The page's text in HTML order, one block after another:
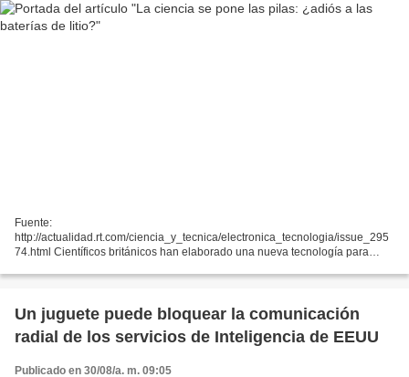
Fuente:
http://actualidad.rt.com/ciencia_y_tecnica/electronica_tecnologia/issue_295
74.html Científicos británicos han elaborado una nueva tecnología para
permitirá producir una...
Un juguete puede bloquear la comunicación
radial de los servicios de Inteligencia de EEUU
Publicado en 30/08/a. m. 09:05